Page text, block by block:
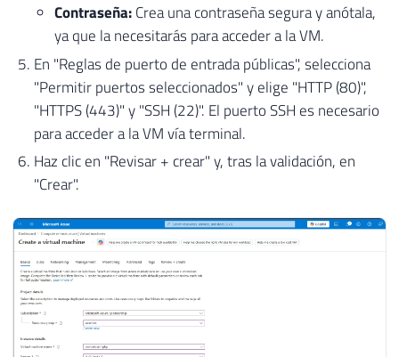
Contraseña:Crea una contraseña segura y anótala,
ya que la necesitarás para acceder a la VM.
En "Reglas de puerto de entrada públicas", selecciona
"Permitir puertos seleccionados" y elige "HTTP (80)",
"HTTPS (443)" y "SSH (22)". El puerto SSH es necesario
para acceder a la VM vía terminal.
Haz clic en "Revisar + crear" y, tras la validación, en
"Crear".